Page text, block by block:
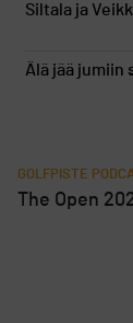
Siltala ja
Älä jää jumiin
GOLFPISTE
The Open